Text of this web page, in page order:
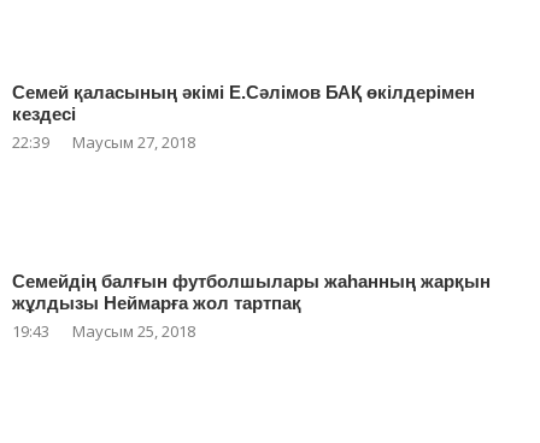
Семей қаласының әкімі Е.Сәлімов БАҚ өкілдерімен
кездесі
22:39 Маусым 27, 2018
Семейдің балғын футболшылары жаһанның жарқын
жұлдызы Неймарға жол тартпақ
19:43 Маусым 25, 2018